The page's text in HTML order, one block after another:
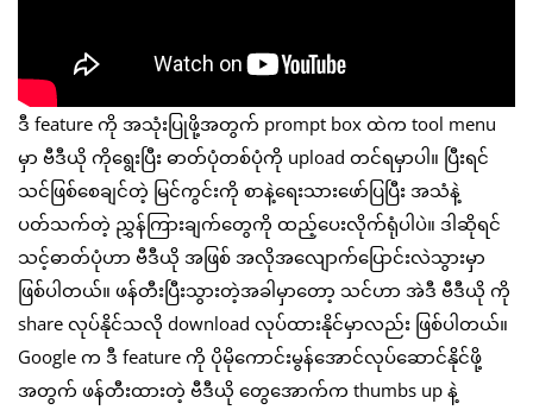
ဒီ feature ကို အသုံးပြုဖို့အတွက် prompt box ထဲက tool menu
မှာ ဗီဒီယို ကိုရွေးပြီး ဓာတ်ပုံတစ်ပုံကို upload တင်ရမှာပါ။ ပြီးရင်
သင်ဖြစ်စေချင်တဲ့ မြင်ကွင်းကို စာနဲ့ရေးသားဖော်ပြပြီး အသံနဲ့
ပတ်သက်တဲ့ ညွှန်ကြားချက်တွေကို ထည့်ပေးလိုက်ရုံပါပဲ။ ဒါဆိုရင်
သင့်ဓာတ်ပုံဟာ ဗီဒီယို အဖြစ် အလိုအလျောက်ပြောင်းလဲသွားမှာ
ဖြစ်ပါတယ်။ ဖန်တီးပြီးသွားတဲ့အခါမှာတော့ သင်ဟာ အဲဒီ ဗီဒီယို ကို
share လုပ်နိုင်သလို download လုပ်ထားနိုင်မှာလည်း ဖြစ်ပါတယ်။
Google က ဒီ feature ကို ပိုမိုကောင်းမွန်အောင်လုပ်ဆောင်နိုင်ဖို့
အတွက် ဖန်တီးထားတဲ့ ဗီဒီယို တွေအောက်က thumbs up နဲ့